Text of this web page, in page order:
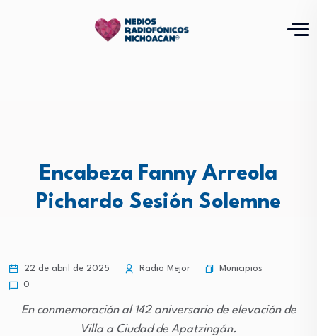
Encabeza Fanny Arreola
Pichardo Sesión Solemne
22 de abril de 2025 Radio Mejor
Municipios
0
En conmemoración al 142 aniversario de elevación de
Villa a Ciudad de Apatzingán.